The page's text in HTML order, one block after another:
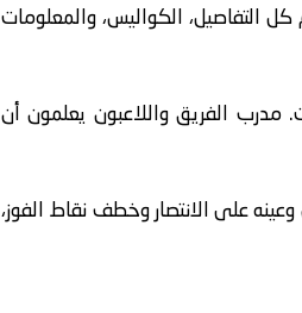
كل التفاصيل، الكواليس، والمعلومات
مدرب الفريق واللاعبون يعلمون أن
على الانتصار وخطف نقاط الفوز،